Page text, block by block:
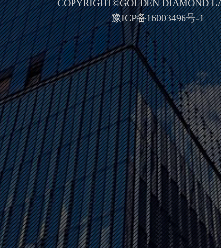
COPYRIGHT©GOLDEN DIAMOND
豫ICP备16003496号-1
技术支持：新火线